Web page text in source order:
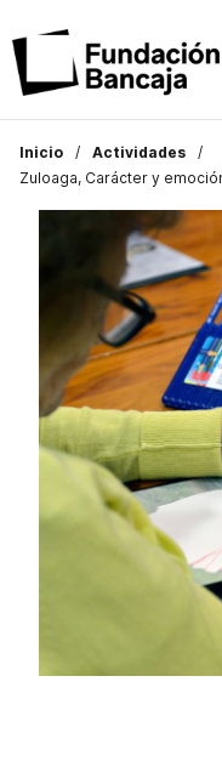
Inicio
Actividades
Zuloaga, Carácter y